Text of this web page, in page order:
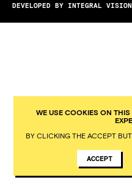
DEVELOPED BY INTEGRAL VISION
WE USE COOKIES ON THIS
BY CLICKING THE ACCEPT
ACCEPT